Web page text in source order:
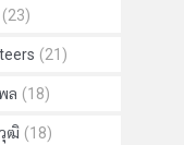
(23)
(21)
ล (18)
ฒิ (18)